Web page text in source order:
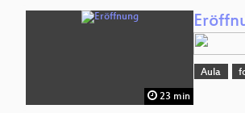
23 min
Aula